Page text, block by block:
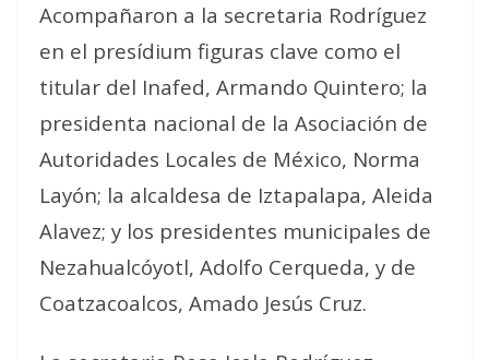
Acompañaron a la secretaria Rodríguez
en el presídium figuras clave como el
titular del Inafed, Armando Quintero; la
presidenta nacional de la Asociación de
Autoridades Locales de México, Norma
Layón; la alcaldesa de Iztapalapa, Aleida
Alavez; y los presidentes municipales de
Nezahualcóyotl, Adolfo Cerqueda, y de
Coatzacoalcos, Amado Jesús Cruz.